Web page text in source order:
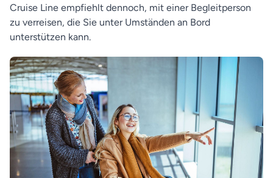
Cruise Line empfiehlt dennoch, mit einer Begleitperson
zu verreisen, die Sie unter Umständen an Bord
unterstützen kann.